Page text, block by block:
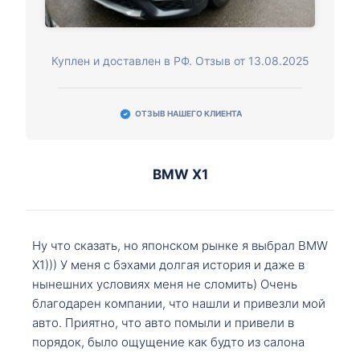
Куплен и доставлен в РФ. Отзыв от 13.08.2025
ОТЗЫВ НАШЕГО КЛИЕНТА
BMW X1
Ну что сказать, но японском рынке я выбрал BMW
X1))) У меня с бэхами долгая история и даже в
нынешних условиях меня не сломить) Очень
благодарен компании, что нашли и привезли мой
авто. Приятно, что авто помыли и привели в
порядок, было ощущение как будто из салона